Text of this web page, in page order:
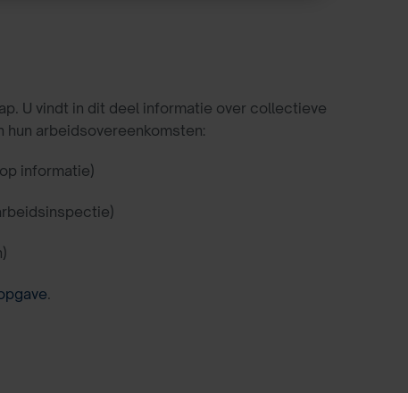
U vindt in dit deel informatie over collectieve
arbeidsovereenkomsten:
informatie)
.